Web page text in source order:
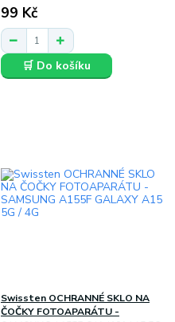
99 Kč
🛒 Do košíku
Swissten OCHRANNÉ SKLO NA
ČOČKY FOTOAPARÁTU -